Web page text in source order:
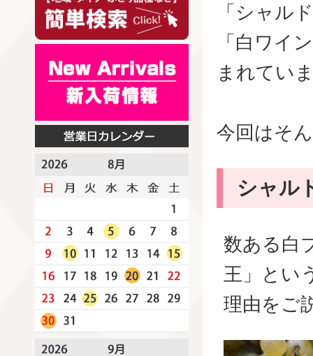
「シャル
「白ワイ
まれてい
今回はそ
シャル
数ある白
王」とい
理由をご